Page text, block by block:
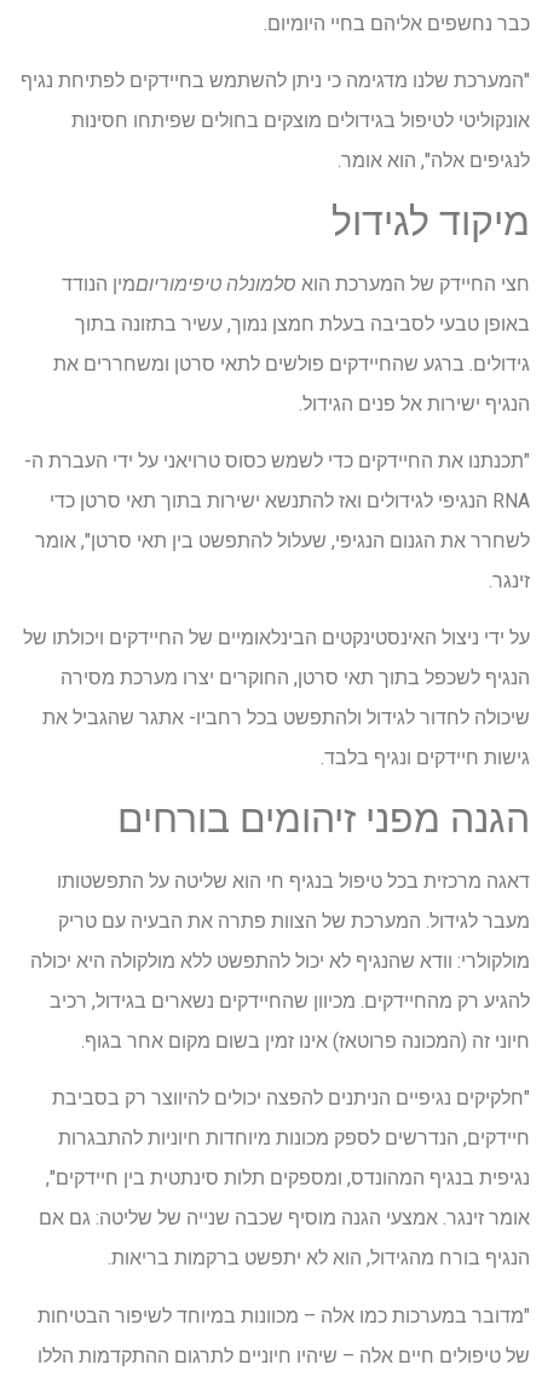
כבר נחשפים אליהם בחיי היומיום.
"המערכת שלנו מדגימה כי ניתן להשתמש בחיידקים לפתיחת נגיף
אונקוליטי לטיפול בגידולים מוצקים בחולים שפיתחו חסינות
לנגיפים אלה", הוא אומר.
מיקוד לגידול
חצי החיידק של המערכת הוא סלמונלה טיפימוריוםמין הנודד
באופן טבעי לסביבה בעלת חמצן נמוך, עשיר בתזונה בתוך
גידולים. ברגע שהחיידקים פולשים לתאי סרטן ומשחררים את
הנגיף ישירות אל פנים הגידול.
"תכנתנו את החיידקים כדי לשמש כסוס טרויאני על ידי העברת ה-
RNA הנגיפי לגידולים ואז להתנשא ישירות בתוך תאי סרטן כדי
לשחרר את הגנום הנגיפי, שעלול להתפשט בין תאי סרטן", אומר
זינגר.
על ידי ניצול האינסטינקטים הבינלאומיים של החיידקים ויכולתו של
הנגיף לשכפל בתוך תאי סרטן, החוקרים יצרו מערכת מסירה
שיכולה לחדור לגידול ולהתפשט בכל רחביו- אתגר שהגביל את
גישות חיידקים ונגיף בלבד.
הגנה מפני זיהומים בורחים
דאגה מרכזית בכל טיפול בנגיף חי הוא שליטה על התפשטותו
מעבר לגידול. המערכת של הצוות פתרה את הבעיה עם טריק
מולקולרי: וודא שהנגיף לא יכול להתפשט ללא מולקולה היא יכולה
להגיע רק מהחיידקים. מכיוון שהחיידקים נשארים בגידול, רכיב
חיוני זה (המכונה פרוטאז) אינו זמין בשום מקום אחר בגוף.
"חלקיקים נגיפיים הניתנים להפצה יכולים להיווצר רק בסביבת
חיידקים, הנדרשים לספק מכונות מיוחדות חיוניות להתבגרות
נגיפית בנגיף המהונדס, ומספקים תלות סינתטית בין חיידקים",
אומר זינגר. אמצעי הגנה מוסיף שכבה שנייה של שליטה: גם אם
הנגיף בורח מהגידול, הוא לא יתפשט ברקמות בריאות.
"מדובר במערכות כמו אלה – מכוונות במיוחד לשיפור הבטיחות
של טיפולים חיים אלה – שיהיו חיוניים לתרגום ההתקדמות הללו